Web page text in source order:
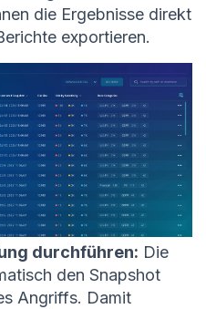
die Ergebnisse direkt
exportieren.
durchführen: Die
den Snapshot
Angriffs. Damit